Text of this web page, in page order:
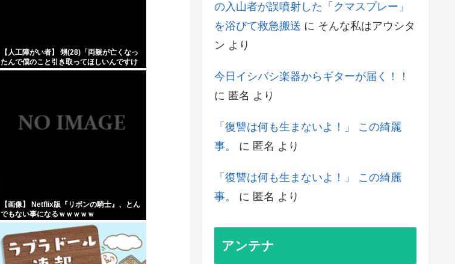
【人工障がい者】 甥(28)「両親が亡くなっ
たんで僕のこと引き取ってほしいんですけ
ど！」なんでいい年したヒキニートを引き
【画像】 Netflix版『リボンの騎士』、とん
でもない事になるｗｗｗｗｗ
の入山者が誤噴射した「クマスプレー」
を浴びて救急搬送 に そんな私はアウシタ
ン より
今日イシバシ楽器からギターが届く！！
に 匿名 より
「復讐は何も生まないよ！」 この綺麗
事。
に 匿名 より
「復讐は何も生まないよ！」 この綺麗
事。
に 匿名 より
アンテナ